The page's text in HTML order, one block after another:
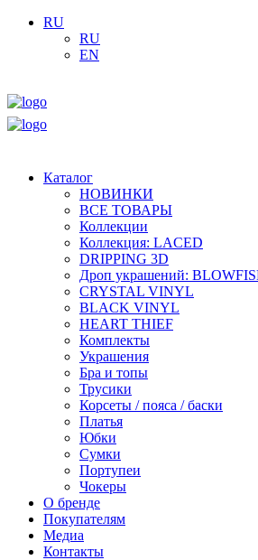
RU
RU
EN
Каталог
НОВИНКИ
ВСЕ ТОВАРЫ
Коллекции
Коллекция: LACED
DRIPPING 3D
Дроп украшений:
CRYSTAL VINYL
BLACK VINYL
HEART THIEF
Комплекты
Украшения
Бра и топы
Трусики
Корсеты / пояса / баски
Платья
Юбки
Сумки
Портупеи
Чокеры
О бренде
Покупателям
Медиа
Контакты